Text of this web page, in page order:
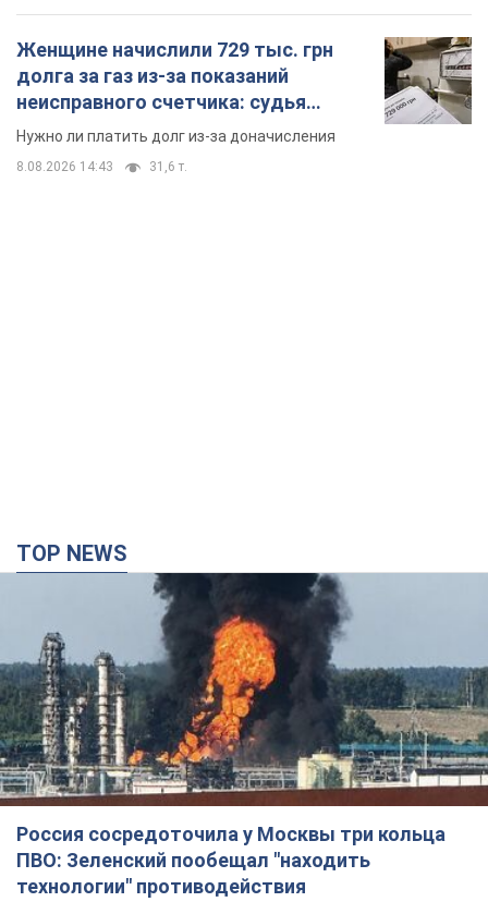
Женщине начислили 729 тыс. грн
долга за газ из-за показаний
неисправного счетчика: судья
вынес неожиданное решение
Нужно ли платить долг из-за доначисления
8.08.2026 14:43 31,6 т.
TOP NEWS
Россия сосредоточила у Москвы три кольца
ПВО: Зеленский пообещал "находить
технологии" противодействия